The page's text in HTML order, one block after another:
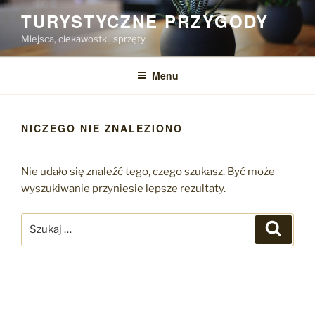
Przejdź
treści
TURYSTYCZNE PRZYGODY
Miejsca, ciekawostki, sprzęty
Menu
NICZEGO NIE ZNALEZIONO
Nie udało się znaleźć tego, czego szukasz. Być może
wyszukiwanie przyniesie lepsze rezultaty.
Szukaj: